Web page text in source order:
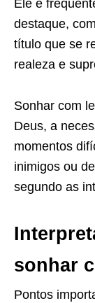
Ele é
destaque,
título que se
realeza e
Sonhar com
Deus, a
momentos
inimigos ou
segundo as
sonhar
Pontos